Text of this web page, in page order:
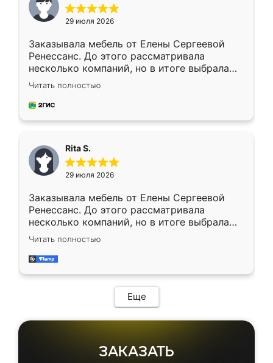
29 июля 2026
Заказывала мебель от Елены Сергеевой
Ренессанс. До этого рассматривала
несколько компаний, но в итоге выбрала
эту. Сначала обговорили условия, потом
приехал замерщик, всё спокойно объяснил
и снял размеры. Изготовили в срок, с
каких-либо доработок. Качеством осталась
довольна, все выглядит так, как и ожидала.
Читать полностью
Rita S.
29 июля 2026
Заказывала мебель от Елены Сергеевой
Ренессанс. До этого рассматривала
несколько компаний, но в итоге выбрала
эту. Сначала обговорили условия, потом
приехал замерщик, всё спокойно объяснил
и снял размеры. Изготовили в срок, с
мебель сразу встала на свое место без
каких-либо доработок. Качеством осталась
довольна, все выглядит так, как и ожидала.
Читать полностью
Еще
ЗАКАЗАТЬ